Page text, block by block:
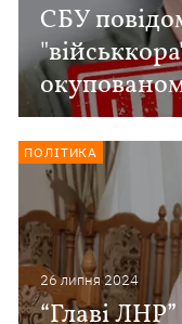
СБУ
26 липня 2024
“Главі
ПОЛІТИКА